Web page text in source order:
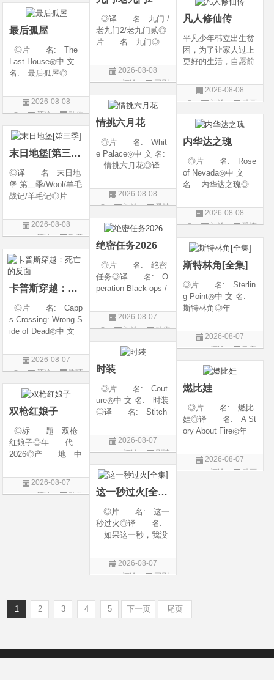
言 汉语普通话◎上
映
爱情◎语 言 汉
语普通话◎上映日期
◎译 名 九门 /
老九门2/老九门贰◎
片 名 九门◎
产 地 中国大陆
◎类 别 剧情 /
言 汉语普通话◎上
映日期 2026-07
2026-08-08
评论
国剧
凡人修仙传
平凡少年韩立出生贫
困，为了让家人过上
更好的生活，自愿前
核，最终被墨大夫收
入门下。 墨大夫一
养、传授医术，让韩
立对他非常感激，但
随着一同入
2026-08-08
评论
动画
片
最后孤屋
◎片 名: The
Last House◎中 文
名: 最后孤屋◎
Eleven Eight One S
even◎年 代: 2
国 / 法国 / 美国◎
类 别: 动作 /
2026-08-08
评论
动作
片
情挑六月花
◎片 名: Whit
e Palace◎中 文 名:
情挑六月花◎译
道之恋 / 白色宫殿◎
年 代: 1990◎
类 别: 剧情 / 爱
情◎语
2026-08-08
评论
爱情
片
内华达之瑰
◎片 名: Rose
of Nevada◎中 文
名: 内华达之瑰◎
玫瑰 / 英伦转生号
(港) / 谜航(台)◎年
地: 英国◎类
别: 剧情 / 恐
2026-08-08
评论
恐怖
片
末日地堡[第三季]
◎译 名 末日地
堡 第二季/Wool/羊毛
战记/羊毛记◎片
◎年 代 2024◎
产 地 美国◎
幻 / 悬疑◎语
言 英语◎上映日
2026-08-08
评论
欧美
剧
绝密任务2026
◎片 名: 绝密
任务◎译 名: O
peration Black-ops /
&amp;middot;绝密任
务◎年 代: 202
大陆◎类 别:
动作 / 战争 / 犯
2026-08-07
评论
动作
片
斯特林角[全集]
◎片 名: Sterlin
g Point◎中 文 名:
斯特林角◎年
地: 美国◎类
别: 剧情◎语
期: 2026-08-05(美
国)◎IMDb评分: 6
2026-08-07
评论
欧美
剧
卡普斯穿越：死亡的反面
◎片 名: Capp
s Crossing: Wrong S
ide of Dead◎中 文
死亡的反面◎年
代: 2026◎产
别: 剧情 / 悬疑 / 惊
悚 / 犯罪◎语
2026-08-07
评论
剧情
片
时装
◎片 名: Cout
ure◎中 文 名: 时装
◎译 名: Stitch
(台)◎年 代: 20
25◎产 地: 法
剧情◎语 言:
法语 /
2026-08-07
评论
剧情
片
燃比娃
◎片 名: 燃比
娃◎译 名: A St
ory About Fire◎年
地: 中国大陆◎
类 别: 动画 / 奇
2026-08-07
评论
动画
双枪红娘子
◎标 题 双枪
红娘子◎年 代
2026◎产 地 中
剧情 / 动作 / 战争◎
上映日期 2026-08-
2026-08-07
评论
动作
这一秒过火[全集]
◎片 名: 这一
秒过火◎译 名:
如果这一秒，我没
年 代: 2026◎
产 地: 中国大
汉语普通话◎上映
2026-08-07
评论
国剧
1 2 3 4 5 下一页 尾页